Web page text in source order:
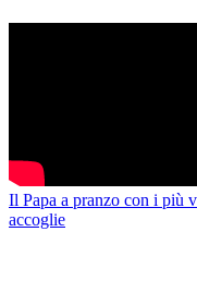
Il Papa a pranzo con i più
accoglie